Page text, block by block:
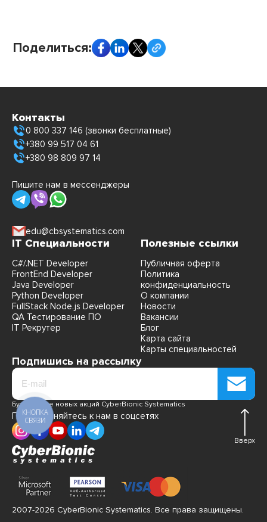
Поделиться:
Контакты
0 800 337 146 (звонки бесплатные)
+380 99 517 04 61
+380 98 809 97 14
Пишите нам в мессенджеры
edu@cbsystematics.com
IT Специальности
C#/.NET Developer
FrontEnd Developer
Java Developer
Python Developer
FullStack Node.js Developer
QA Тестирование ПО
IT Рекрутер
Полезные ссылки
Публичная оферта
Политика
конфиденциальность
О компании
Новости
Вакансии
Блог
Карта сайта
Карты специальностей
Подпишись на рассылку
Будь в курсе новых акций CyberBionic Systematics
Присоединяйтесь к нам в соцсетях
Вверх
2007-2026 CyberBionic Systematics. Все права защищены.
КНОПКА
СВЯЗИ